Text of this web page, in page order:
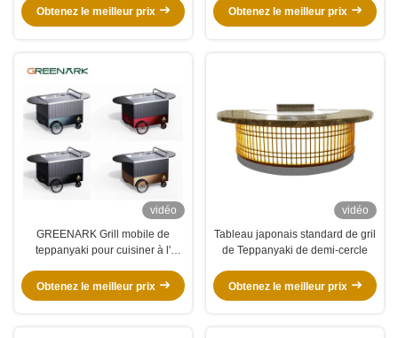
Teppanyaki Grill avec armoire
Obtenez le meilleur prix
Obtenez le meilleur prix
vidéo
GREENARK Grill mobile de
teppanyaki pour cuisiner à l'
Obtenez le meilleur prix
vidéo
Tableau japonais standard de gril
de Teppanyaki de demi-cercle
Obtenez le meilleur prix